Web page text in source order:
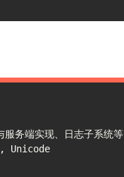
务端实现、日志子系统等
Unicode